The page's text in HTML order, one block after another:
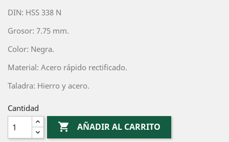
DIN: HSS 338 N
Grosor: 7.75 mm.
Color: Negra.
Material: Acero rápido rectificado.
Taladra: Hierro y acero.
Cantidad
 AÑADIR AL CARRITO